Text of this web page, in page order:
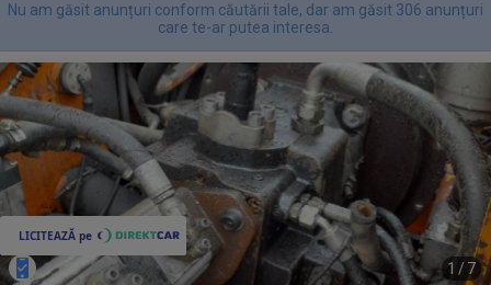
Nu am găsit anunțuri conform căutării tale, dar am găsit 306 anunțuri
care te-ar putea interesa.
1 / 7